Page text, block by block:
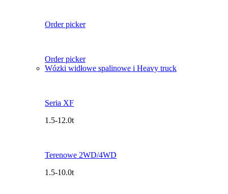
Order picker
Order picker
Wózki widłowe spalinowe i Heavy truck
Seria XF
1.5-12.0t
Terenowe 2WD/4WD
1.5-10.0t